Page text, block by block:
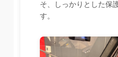
そ、しっかりとした保
す。